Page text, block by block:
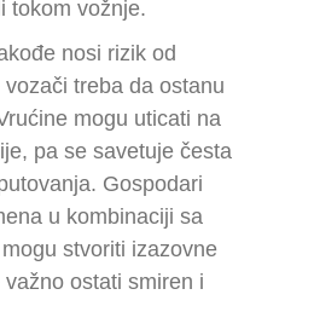
tokom vožnje.
nosi rizik od
treba da ostanu
mogu uticati na
pa se savetuje česta
Gospodari
u kombinaciji sa
stvoriti izazovne
ostati smiren i